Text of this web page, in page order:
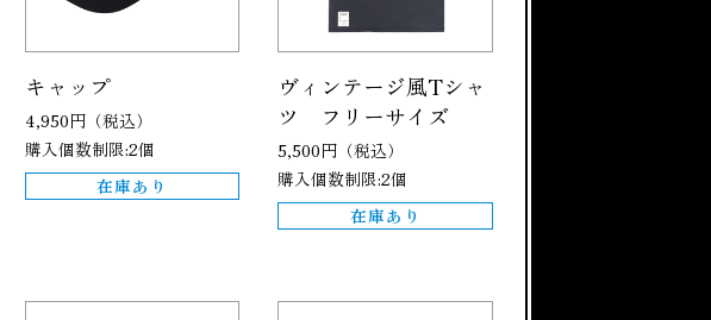
キャップ
4,950円（税込）
購入個数制限:2個
在庫あり
ヴィンテージ風Tシャ
ツ フリーサイズ
5,500円（税込）
購入個数制限:2個
在庫あり